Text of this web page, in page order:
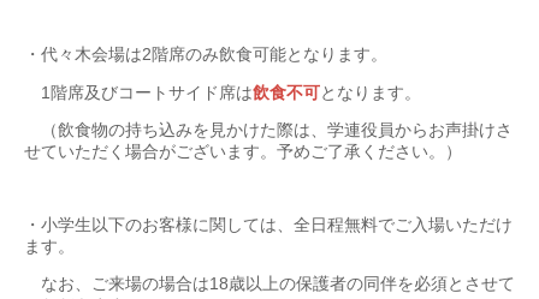
・代々木会場は2階席のみ飲食可能となります。
1階席及びコートサイド席は飲食不可となります。
（飲食物の持ち込みを見かけた際は、学連役員からお声掛けさ
せていただく場合がございます。予めご了承ください。）
・小学生以下のお客様に関しては、全日程無料でご入場いただけ
ます。
なお、ご来場の場合は18歳以上の保護者の同伴を必須とさせて